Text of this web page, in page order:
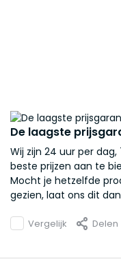
De laagste
Wij zijn 24 uur per
beste prijzen aan te
Mocht je hetzelfde
gezien, laat ons dit
Vergelijk Delen